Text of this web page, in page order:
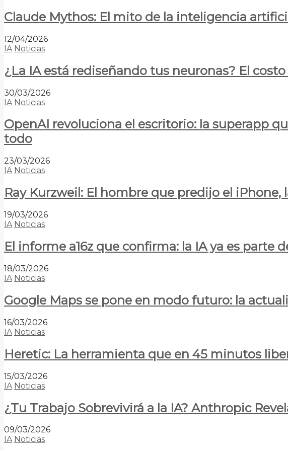
Claude Mythos: El mito de la inteligencia
12/04/2026
IA Noticias
¿La IA está rediseñando tus neuronas? El
30/03/2026
IA Noticias
OpenAI revoluciona el escritorio: la superapp
todo
23/03/2026
IA Noticias
Ray Kurzweil: El hombre que predijo el
19/03/2026
IA Noticias
El informe a16z que confirma: la IA ya es parte
18/03/2026
IA Noticias
Google Maps se pone en modo futuro: la
16/03/2026
IA Noticias
Heretic: La herramienta que en 45 minutos
15/03/2026
IA Noticias
¿Tu Trabajo Sobrevivirá a la IA? Anthropic
09/03/2026
IA Noticias